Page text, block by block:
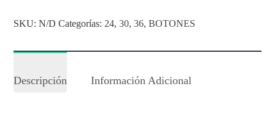
SKU:N/D Categorías: 24,30,36,BOTONES
Descripción Información Adicional